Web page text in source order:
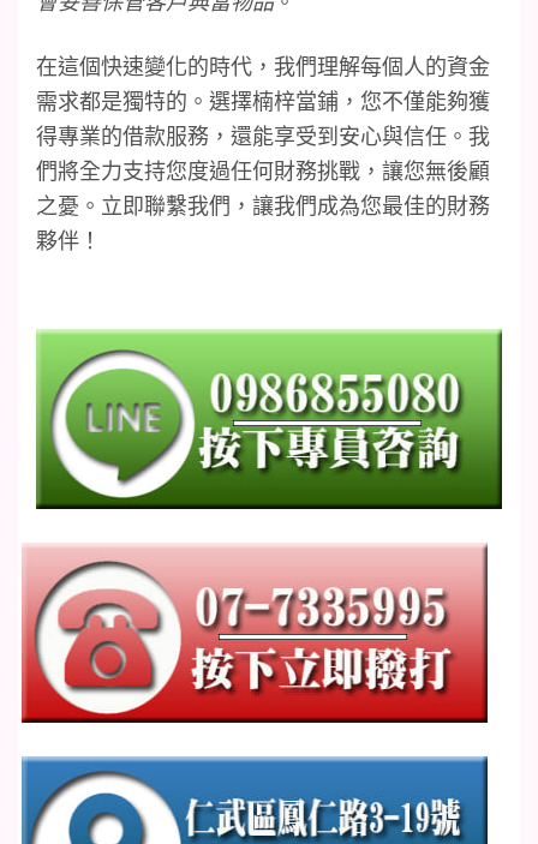
在這個快速變化的時代，我們理解每個人的資金
需求都是獨特的。選擇楠梓當鋪，您不僅能夠獲
得專業的借款服務，還能享受到安心與信任。我
們將全力支持您度過任何財務挑戰，讓您無後顧
之憂。立即聯繫我們，讓我們成為您最佳的財務
夥伴！